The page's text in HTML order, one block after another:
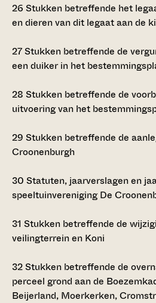
26 Stukken betreffende het
en dieren van dit legaat aan de
27Stukken betreffende de
een duiker in het
28 Stukken betreffende de
uitvoering van het
29 Stukken betreffende de
Croonenburgh
30 Statuten, jaarverslagen en
speeltuinvereniging De
31 Stukken betreffende de
veilingterrein en Koni
32Stukken betreffende de
perceel grond aan de
Beijerland, Moerkerken,